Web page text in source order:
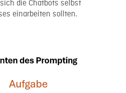
die Chatbots selbst
einarbeiten sollten.